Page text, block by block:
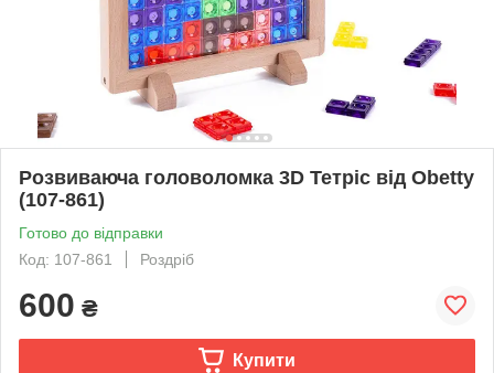
Розвиваюча головоломка 3D Тетріс від Obetty
(107-861)
Готово до відправки
Код: 107-861
Роздріб
600 ₴
Купити